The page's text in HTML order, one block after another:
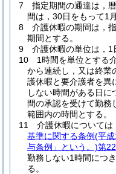
7
指定期間の通達は，
間は，30日をもって1
8
介護休暇の期間は，
期間とする。
9
介護休暇の単位は，1
10
1時間を単位とする
から連続し，又は終業
護休暇と要介護者を異
しない時間がある日
間の承認を受けて勤務
範囲内の時間とする。
11
介護休暇については
基準に関する条例(平
与条例」という。)第
勤務しない1時間につ
る。